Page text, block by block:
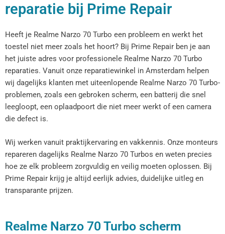
reparatie bij Prime Repair
Heeft je Realme Narzo 70 Turbo een probleem en werkt het
toestel niet meer zoals het hoort? Bij Prime Repair ben je aan
het juiste adres voor professionele Realme Narzo 70 Turbo
reparaties. Vanuit onze reparatiewinkel in Amsterdam helpen
wij dagelijks klanten met uiteenlopende Realme Narzo 70 Turbo-
problemen, zoals een gebroken scherm, een batterij die snel
leegloopt, een oplaadpoort die niet meer werkt of een camera
die defect is.
Wij werken vanuit praktijkervaring en vakkennis. Onze monteurs
repareren dagelijks Realme Narzo 70 Turbos en weten precies
hoe ze elk probleem zorgvuldig en veilig moeten oplossen. Bij
Prime Repair krijg je altijd eerlijk advies, duidelijke uitleg en
transparante prijzen.
Realme Narzo 70 Turbo scherm